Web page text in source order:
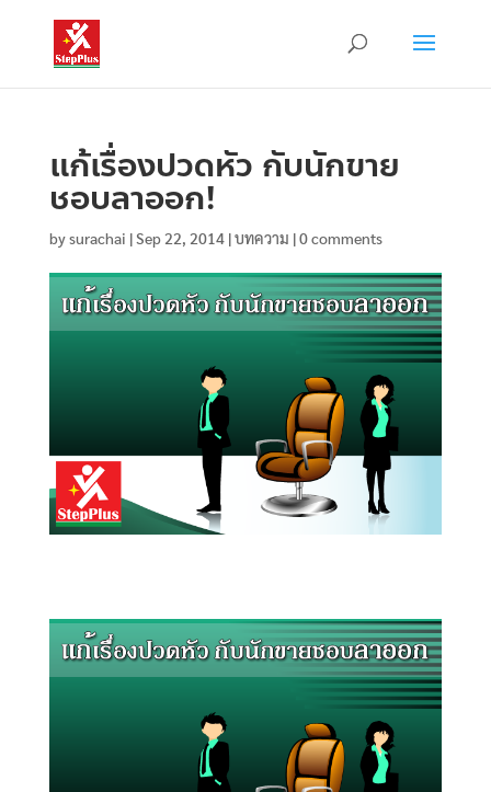
แก้เรื่องปวดหัว กับนักขาย
ชอบลาออก!
bysurachai |Sep 22, 2014|บทความ |0 comments